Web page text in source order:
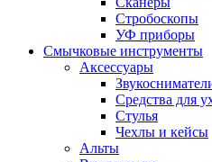
Стробоскопы
УФ приборы
Смычковые инструменты
Аксессуары
Средства для
Стулья
Чехлы и кейсы
Альты